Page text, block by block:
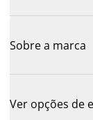
Sobre a marca
Ver opções de